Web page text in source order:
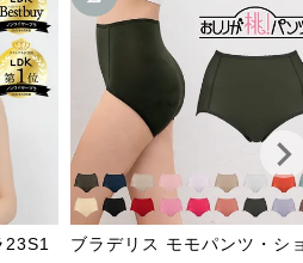
ブラデリス モモパンツ・シ